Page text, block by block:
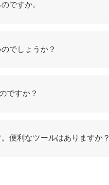
ですか。
でしょうか？
ですか？
便利なツールはありますか？